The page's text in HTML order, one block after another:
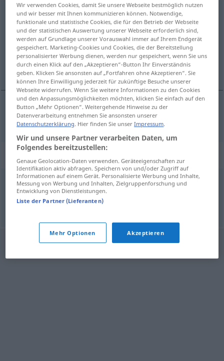
zerkauenv/t <ohnege>
Übersicht aller Übersetzungen
(Für mehr Details die Übersetzung anklicken/antippen)
masticar bien
masticar(bien) zerkauen
Synonyme für "zerkauen"
zerbeißen,zermahlen
Wir verwenden Cookies, damit Sie unsere Webseite bestmöglich nutzen
und wir besser mit Ihnen kommunizieren können. Notwendige,
funktionale und statistische Cookies, die für den Betrieb der Webseite
und der statistischen Auswertung unserer Webseite erforderlich sind,
werden auf Grundlage unserer Vorauswahl immer auf Ihrem Endgerät
gespeichert. Marketing-Cookies und Cookies, die der Bereitstellung
personalisierter Werbung dienen, werden nur gespeichert, wenn Sie uns
durch einen Klick auf den „Akzeptieren“-Button Ihr Einverständnis
geben. Klicken Sie ansonsten auf „Fortfahren ohne Akzeptieren“. Sie
können Ihre Einwilligung jederzeit für zukünftige Besuche unserer
Webseite widerrufen. Wenn Sie weitere Informationen zu den Cookies
und den Anpassungsmöglichkeiten möchten, klicken Sie einfach auf den
Button „Mehr Optionen“. Weitergehende Hinweise zu der
Datenverarbeitung entnehmen Sie ansonsten unserer
Datenschutzerklärung. Hier finden Sie unserImpressum.
Wir und unsere Partner verarbeiten Daten, um
Folgendes bereitzustellen:
Genaue Geolocation-Daten verwenden. Geräteeigenschaften zur
Identifikation aktiv abfragen. Speichern von und/oder Zugriff auf
Informationen auf einem Gerät. Personalisierte Werbung und Inhalte,
Messung von Werbung und Inhalten, Zielgruppenforschung und
Entwicklung von Dienstleistungen.
Liste der Partner (Lieferanten)
Mehr Optionen Akzeptieren